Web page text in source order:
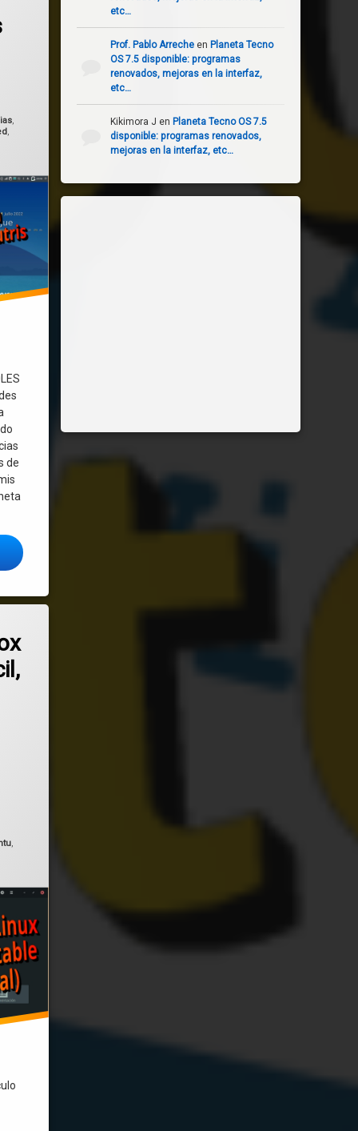
,
,
de
OS: nueva distro Linux con Wine, Roblox, Steam y Lutris ya
,
una sola app en Android.
etc…
Prof. Pablo Arrecheen Planeta Tecno
OS 7.5 disponible: programas
renovados, mejoras en la interfaz,
etc…
Kikimora J en Planeta Tecno OS 7.5
disponible: programas renovados,
mejoras en la interfaz, etc…